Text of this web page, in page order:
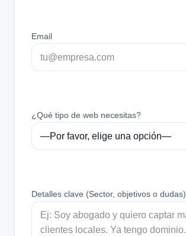
Email
¿Qué tipo de web necesitas?
Detalles clave (Sector, objetivos o dudas)